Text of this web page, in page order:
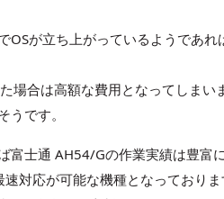
OSが立ち上がっているようであ
場合は高額な費用となってしま
です。
士通 AH54/Gの作業実績は豊富
対応が可能な機種となっておりま